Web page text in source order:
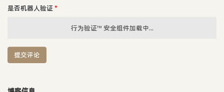
是否机器人验证 *
行为验证™ 安全组件加载中...
提交评论